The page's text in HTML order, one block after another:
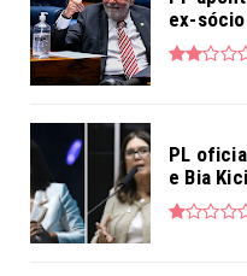
ex-
PL
e Bia